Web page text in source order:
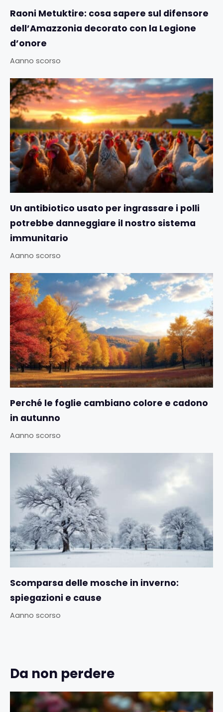
Raoni Metuktire: cosa sapere sul difensore
dell’Amazzonia decorato con la Legione
d’onore
Aanno scorso
Un antibiotico usato per ingrassare i polli
potrebbe danneggiare il nostro sistema
immunitario
Aanno scorso
Perché le foglie cambiano colore e cadono
in autunno
Aanno scorso
Scomparsa delle mosche in inverno:
spiegazioni e cause
Aanno scorso
Da non perdere